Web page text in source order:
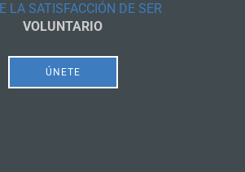
LA SATISFACCIÓN DE SER
VOLUNTARIO
ÚNETE